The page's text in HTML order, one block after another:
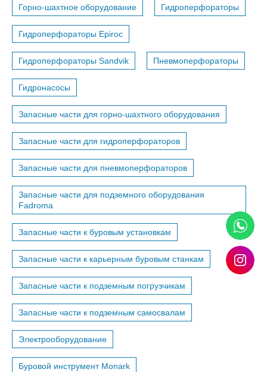
Горно-шахтное оборудование Гидроперфораторы
Гидроперфораторы Epiroc
Гидроперфораторы Sandvik Пневмоперфораторы
Гидронасосы
Запасные части для горно-шахтного оборудования
Запасные части для гидроперфораторов
Запасные части для пневмоперфораторов
Запасные части для подземного оборудования
Fadroma
Запасные части к буровым установкам
Запасные части к карьерным буровым станкам
Запасные части к подземным погрузчикам
Запасные части к подземным самосвалам
Электрооборудование
Буровой инструмент Monark